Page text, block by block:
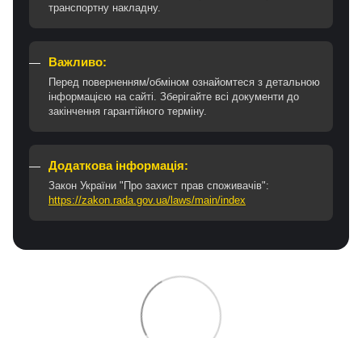
транспортну накладну.
Важливо:
Перед поверненням/обміном ознайомтеся з детальною
інформацією на сайті. Зберігайте всі документи до
закінчення гарантійного терміну.
Додаткова інформація:
Закон України "Про захист прав споживачів":
https://zakon.rada.gov.ua/laws/main/index